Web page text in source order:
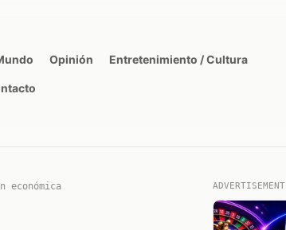
Opinión Entretenimiento / Cultura
económica ADVERTISEMENT